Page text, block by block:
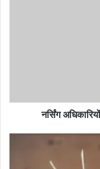
नर्सिंग